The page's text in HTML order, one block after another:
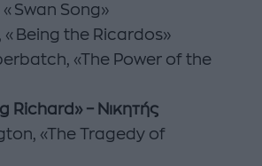
Song»
the Ricardos»
«The Power of the
Richard» – Νικητής
«The Tragedy of